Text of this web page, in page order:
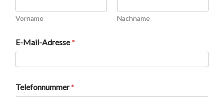
Vorname Nachname
v
o
(
v
E-Mail-Adresse*
Telefonnummer*